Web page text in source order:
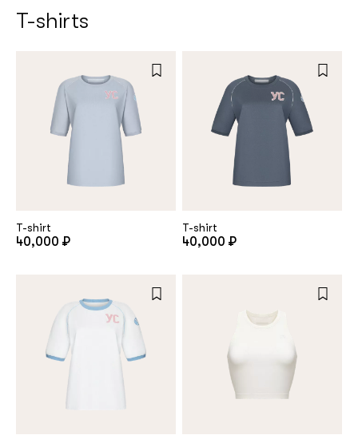
T-shirts
T-shirt
40,000 ₽
T-shirt
40,000 ₽